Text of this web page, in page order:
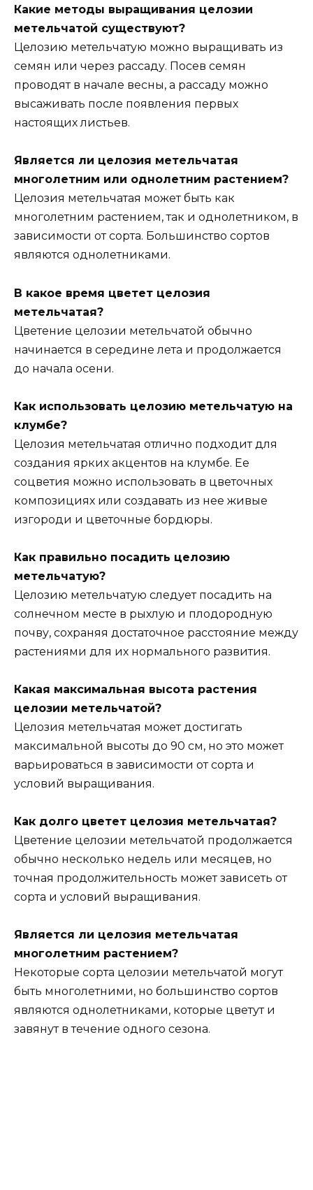
Какие методы выращивания целозии
метельчатой существуют?
Целозию метельчатую можно выращивать из
семян или через рассаду. Посев семян
проводят в начале весны, а рассаду можно
высаживать после появления первых
настоящих листьев.
Является ли целозия метельчатая
многолетним или однолетним растением?
Целозия метельчатая может быть как
многолетним растением, так и однолетником, в
зависимости от сорта. Большинство сортов
являются однолетниками.
В какое время цветет целозия
метельчатая?
Цветение целозии метельчатой обычно
начинается в середине лета и продолжается
до начала осени.
Как использовать целозию метельчатую на
клумбе?
Целозия метельчатая отлично подходит для
создания ярких акцентов на клумбе. Ее
соцветия можно использовать в цветочных
композициях или создавать из нее живые
изгороди и цветочные бордюры.
Как правильно посадить целозию
метельчатую?
Целозию метельчатую следует посадить на
солнечном месте в рыхлую и плодородную
почву, сохраняя достаточное расстояние между
растениями для их нормального развития.
Какая максимальная высота растения
целозии метельчатой?
Целозия метельчатая может достигать
максимальной высоты до 90 см, но это может
варьироваться в зависимости от сорта и
условий выращивания.
Как долго цветет целозия метельчатая?
Цветение целозии метельчатой продолжается
обычно несколько недель или месяцев, но
точная продолжительность может зависеть от
сорта и условий выращивания.
Является ли целозия метельчатая
многолетним растением?
Некоторые сорта целозии метельчатой могут
быть многолетними, но большинство сортов
являются однолетниками, которые цветут и
завянут в течение одного сезона.